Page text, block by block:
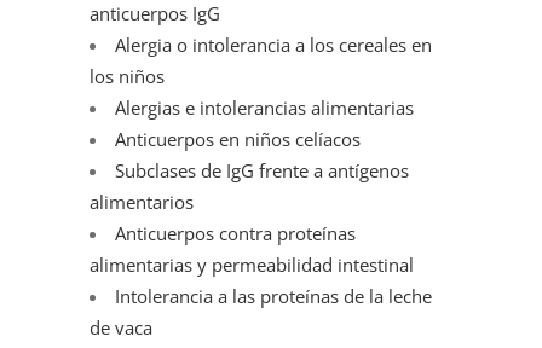
anticuerpos IgG
Alergia o intolerancia a los cereales en
los niños
Alergias e intolerancias alimentarias
Anticuerpos en niños celíacos
Subclases de IgG frente a antígenos
alimentarios
Anticuerpos contra proteínas
alimentarias y permeabilidad intestinal
Intolerancia a las proteínas de la leche
de vaca